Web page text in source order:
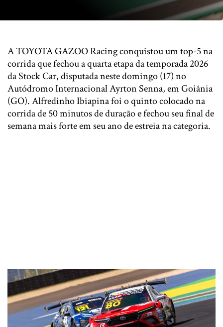
A TOYOTA GAZOO Racing conquistou um top-5 na
corrida que fechou a quarta etapa da temporada 2026
da Stock Car, disputada neste domingo (17) no
Autódromo Internacional Ayrton Senna, em Goiânia
(GO). Alfredinho Ibiapina foi o quinto colocado na
corrida de 50 minutos de duração e fechou seu final de
semana mais forte em seu ano de estreia na categoria.